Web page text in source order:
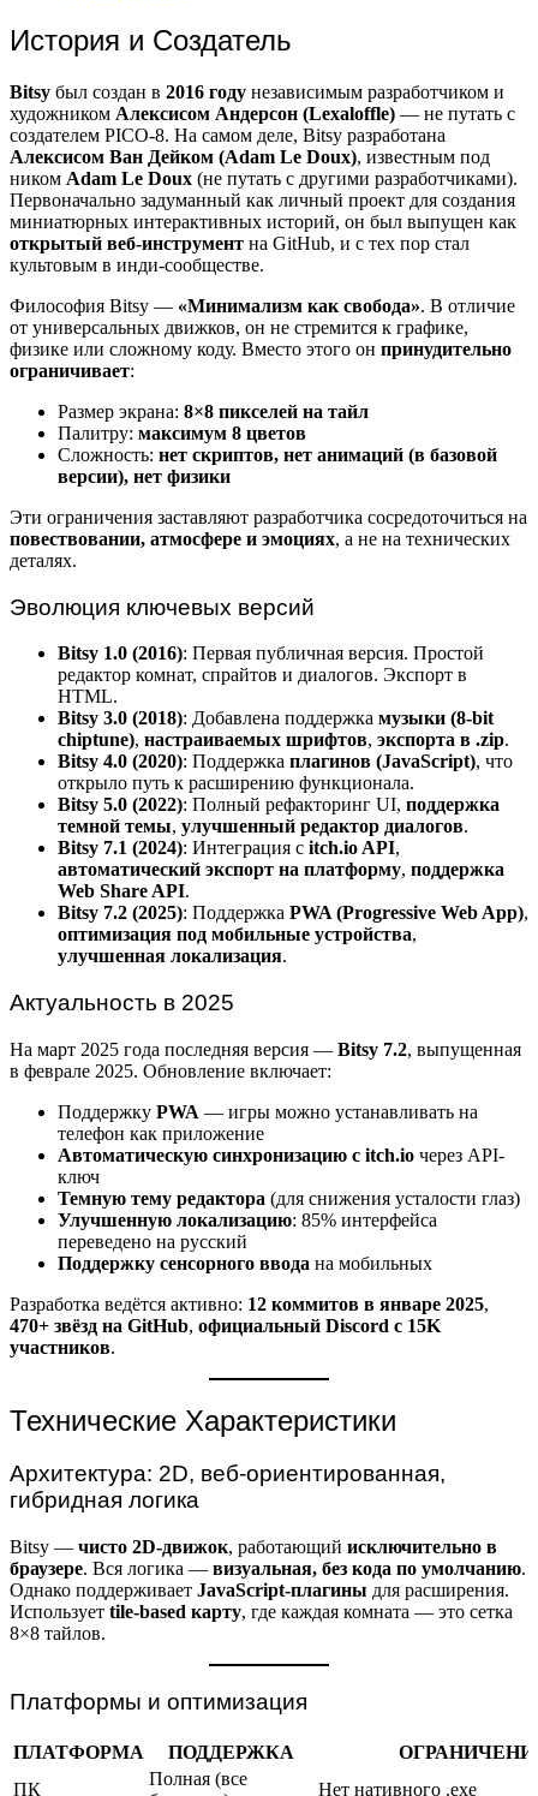
История и Создатель
Bitsy был создан в 2016 году независимым разработчиком и
художником Алексисом Андерсон (Lexaloffle) — не путать с
создателем PICO-8. На самом деле, Bitsy разработана
Алексисом Ван Дейком (Adam Le Doux), известным под
ником Adam Le Doux (не путать с другими разработчиками).
Первоначально задуманный как личный проект для создания
миниатюрных интерактивных историй, он был выпущен как
открытый веб-инструмент на GitHub, и с тех пор стал
культовым в инди-сообществе.
Философия Bitsy — «Минимализм как свобода». В отличие
от универсальных движков, он не стремится к графике,
физике или сложному коду. Вместо этого он принудительно
ограничивает:
Размер экрана: 8×8 пикселей на тайл
Палитру: максимум 8 цветов
Сложность: нет скриптов, нет анимаций (в базовой
версии), нет физики
Эти ограничения заставляют разработчика сосредоточиться на
повествовании, атмосфере и эмоциях, а не на технических
деталях.
Эволюция ключевых версий
Bitsy 1.0 (2016): Первая публичная версия. Простой
редактор комнат, спрайтов и диалогов. Экспорт в
HTML.
Bitsy 3.0 (2018): Добавлена поддержка музыки (8-bit
chiptune), настраиваемых шрифтов, экспорта в .zip.
Bitsy 4.0 (2020): Поддержка плагинов (JavaScript), что
открыло путь к расширению функционала.
Bitsy 5.0 (2022): Полный рефакторинг UI, поддержка
темной темы, улучшенный редактор диалогов.
Bitsy 7.1 (2024): Интеграция с itch.io API,
автоматический экспорт на платформу, поддержка
Web Share API.
Bitsy 7.2 (2025): Поддержка PWA (Progressive Web App),
оптимизация под мобильные устройства,
улучшенная локализация.
Актуальность в 2025
На март 2025 года последняя версия — Bitsy 7.2, выпущенная
в феврале 2025. Обновление включает:
Поддержку PWA — игры можно устанавливать на
телефон как приложение
Автоматическую синхронизацию с itch.io через API-
ключ
Темную тему редактора (для снижения усталости глаз)
Улучшенную локализацию: 85% интерфейса
переведено на русский
Поддержку сенсорного ввода на мобильных
Разработка ведётся активно: 12 коммитов в январе 2025,
470+ звёзд на GitHub, официальный Discord с 15K
участников.
Технические Характеристики
Архитектура: 2D, веб-ориентированная,
гибридная логика
Bitsy — чисто 2D-движок, работающий исключительно в
браузере. Вся логика — визуальная, без кода по умолчанию.
Однако поддерживает JavaScript-плагины для расширения.
Использует tile-based карту, где каждая комната — это сетка
8×8 тайлов.
Платформы и оптимизация
ПЛАТФОРМА ПОДДЕРЖКА
ПК
Полная (все
Нет нативного .exe